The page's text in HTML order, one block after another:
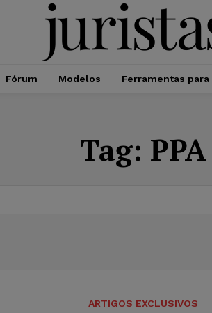
Fórum Modelos Ferramentas para
Tag: PPA
ARTIGOS EXCLUSIVOS